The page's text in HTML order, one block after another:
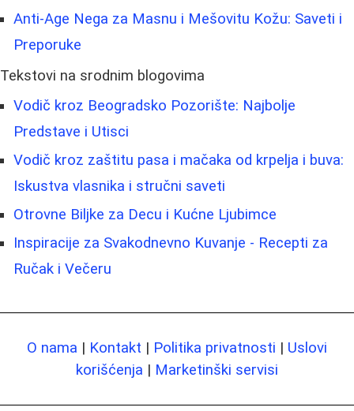
Anti-Age Nega za Masnu i Mešovitu Kožu: Saveti i
Preporuke
Tekstovi na srodnim blogovima
Vodič kroz Beogradsko Pozorište: Najbolje
Predstave i Utisci
Vodič kroz zaštitu pasa i mačaka od krpelja i buva:
Iskustva vlasnika i stručni saveti
Otrovne Biljke za Decu i Kućne Ljubimce
Inspiracije za Svakodnevno Kuvanje - Recepti za
Ručak i Večeru
O nama | Kontakt | Politika privatnosti | Uslovi
korišćenja | Marketinški servisi